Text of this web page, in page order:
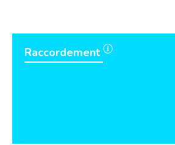
Raccordement